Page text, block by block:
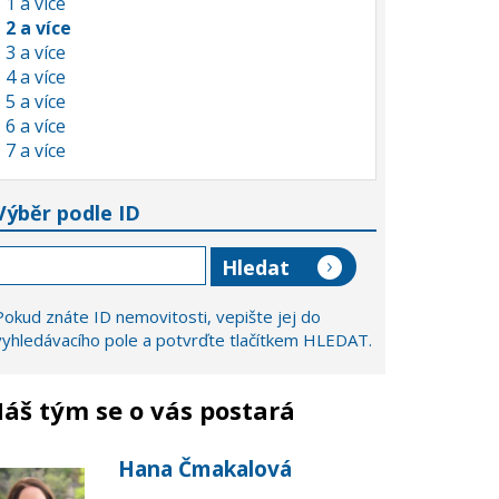
2 a více
3 a více
4 a více
5 a více
6 a více
7 a více
podle ID
znáte ID nemovitosti, vepište jej do
pole a potvrďte tlačítkem HLEDAT.
tým se o vás postará
Hana Čmakalová